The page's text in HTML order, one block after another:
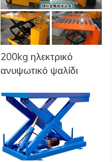
200kg ηλεκτρικό
ανυψωτικό ψαλίδι